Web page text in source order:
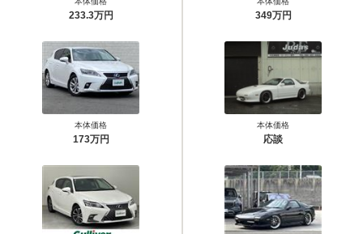
233.3万円
本体価格
173万円
349万円
本体価格
応談